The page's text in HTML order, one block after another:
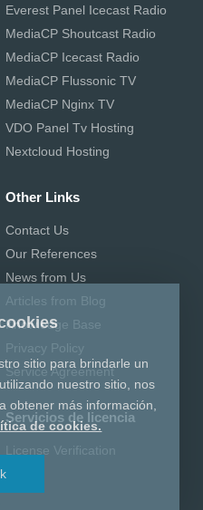
Everest Panel Icecast Radio
MediaCP Shoutcast Radio
MediaCP Icecast Radio
MediaCP Flussonic TV
MediaCP Nginx TV
VDO Panel Tv Hosting
Nextcloud Hosting
Other Links
Contact Us
Our References
News from Us
Articles from Blog
Knowledge Base
Privacy Policy
Service Agreement
Servicios de licencia
License Verification
sitio para brindarle un
nuestro sitio, nos
obtener más información,
de cookies.